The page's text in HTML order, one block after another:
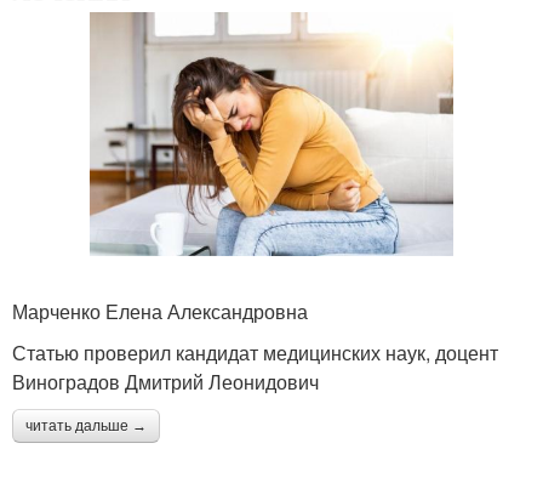
Марченко Елена Александровна
Статью проверил кандидат медицинских наук, доцент
Виноградов Дмитрий Леонидович
читать дальше →